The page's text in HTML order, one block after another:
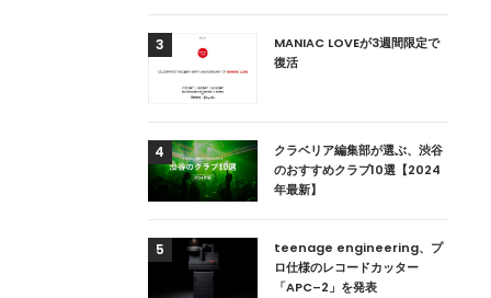
3
MANIAC LOVEが3週間限定で
復活
4
クラベリア編集部が選ぶ、渋谷
のおすすめクラブ10選【2024
年最新】
5
teenage engineering、プ
ロ仕様のレコードカッター
「APC–2」を発表